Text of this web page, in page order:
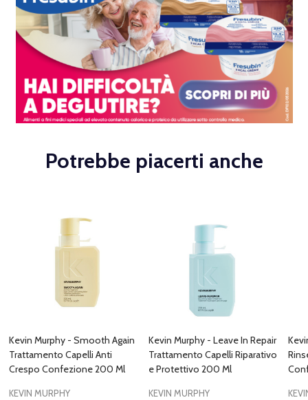
Potrebbe piacerti anche
Kevin Murphy - Smooth Again
Trattamento Capelli Anti
Crespo Confezione 200 Ml
KEVIN MURPHY
Kevin Murphy - Leave In Repair
Trattamento Capelli Riparativo
e Protettivo 200 Ml
KEVIN MURPHY